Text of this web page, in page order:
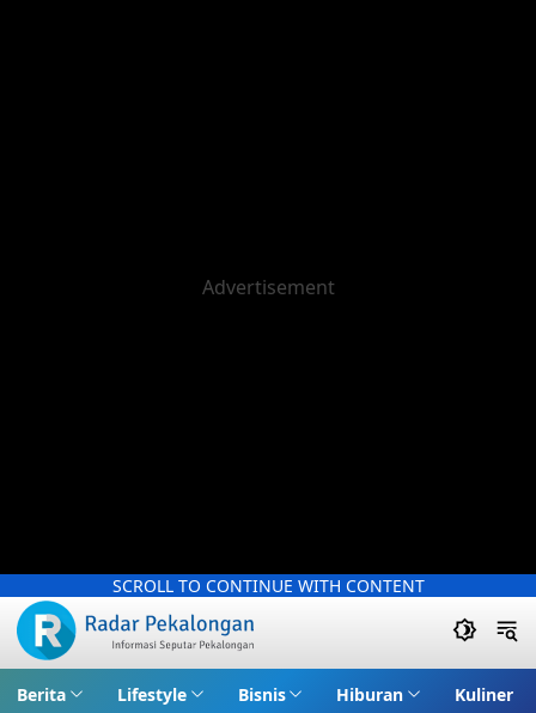
SCROLL TO CONTINUE WITH CONTENT
Berita Lifestyle Bisnis Hiburan Kuliner